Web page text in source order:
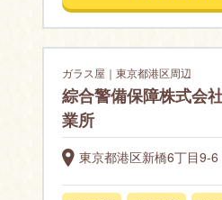
ガラス屋｜東京都港区周辺
綜合警備保障株式会
業所
東京都港区新橋6丁目9-6